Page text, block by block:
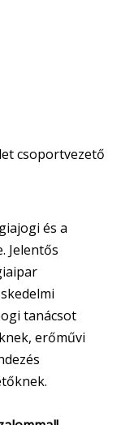
csoportvezető
és a
Jelentős
tanácsot
erőművi